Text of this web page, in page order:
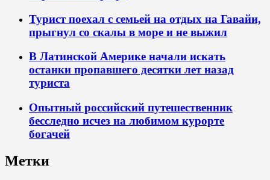
Турист поехал с семьей на отдых на Гавайи,
прыгнул со скалы в море и не выжил
В Латинской Америке начали искать
останки пропавшего десятки лет назад
туриста
Опытный российский путешественник
бесследно исчез на любимом курорте
богачей
Метки